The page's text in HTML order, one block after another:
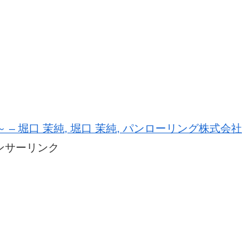
– 堀口 茉純, 堀口 茉純, パンローリング株式会社
サーリンク